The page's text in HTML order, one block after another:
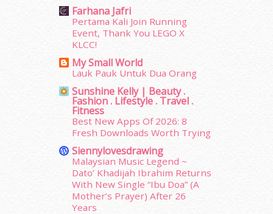
(46)
(56)
February 2015 (49)
(35)
December 2014(23)
November 2014(26)
(18)
September 2014(56)
August 2014(22)
(2)
Farhana Jafri
Pertama Kali Join Running
Event, Thank You LEGO X
KLCC!
My Small World
Lauk Pauk Untuk Dua Orang
Sunshine Kelly | Beauty .
Fashion . Lifestyle . Travel .
Fitness
Best New Apps Of 2026: 8
Fresh Downloads Worth Trying
Siennylovesdrawing
Malaysian Music Legend ~
Dato’ Khadijah Ibrahim Returns
With New Single “Ibu Doa” (A
Mother’s Prayer) After 26
Years